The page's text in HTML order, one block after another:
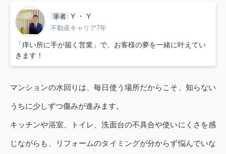
筆者 Y ・ Y
不動産キャリア7年
「痒い所に手が届く営業」で、お客様の夢を一緒に叶えてい
きます！
マンションの水回りは、毎日使う場所だからこそ、知らない
うちに少しずつ傷みが進みます。
キッチンや浴室、トイレ、洗面台の不具合や使いにくさを感
じながらも、リフォームのタイミングが分からず悩んでいな